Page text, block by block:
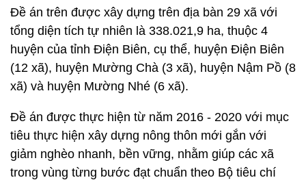
Đề án trên được xây dựng trên địa bàn 29 xã với
tổng diện tích tự nhiên là 338.021,9 ha, thuộc 4
huyện của tỉnh Điện Biên, cụ thể, huyện Điện Biên
(12 xã), huyện Mường Chà (3 xã), huyện Nậm Pồ (8
xã) và huyện Mường Nhé (6 xã).
Đề án được thực hiện từ năm 2016 - 2020 với mục
tiêu thực hiện xây dựng nông thôn mới gắn với
giảm nghèo nhanh, bền vững, nhằm giúp các xã
trong vùng từng bước đạt chuẩn theo Bộ tiêu chí